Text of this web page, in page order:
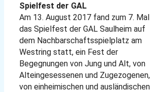
Spielfest der GAL
Am 13. August 2017 fand zum 7. Mal
das Spielfest der GAL Saulheim auf
dem Nachbarschaftsspielplatz am
Westring statt, ein Fest der
Begegnungen von Jung und Alt, von
Alteingesessenen und Zugezogenen,
von einheimischen und ausländischen